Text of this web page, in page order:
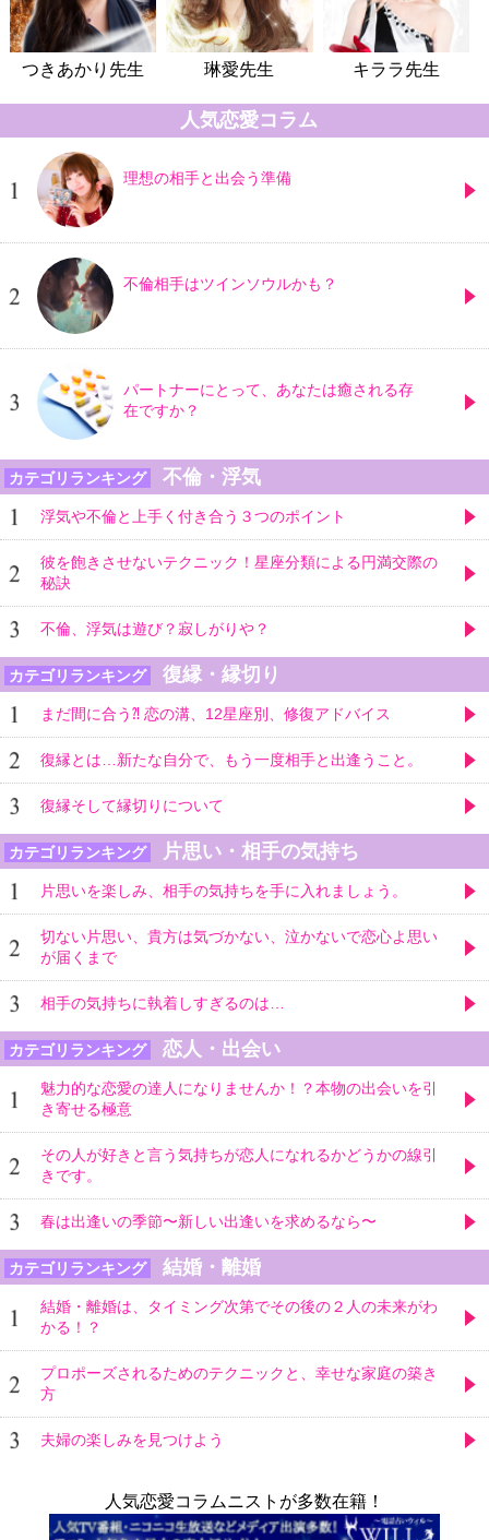
つきあかり先生 琳愛先生 キララ先生
人気恋愛コラム
理想の相手と出会う準備
不倫相手はツインソウルかも？
パートナーにとって、あなたは癒される存
在ですか？
カテゴリランキング 不倫・浮気
浮気や不倫と上手く付き合う３つのポイント
彼を飽きさせないテクニック！星座分類による円満交際の
秘訣
不倫、浮気は遊び？寂しがりや？
カテゴリランキング 復縁・縁切り
まだ間に合う⁈ 恋の溝、12星座別、修復アドバイス
復縁とは…新たな自分で、もう一度相手と出逢うこと。
復縁そして縁切りについて
カテゴリランキング 片思い・相手の気持ち
片思いを楽しみ、相手の気持ちを手に入れましょう。
切ない片思い、貴方は気づかない、泣かないで恋心よ思い
が届くまで
相手の気持ちに執着しすぎるのは…
カテゴリランキング 恋人・出会い
魅力的な恋愛の達人になりませんか！？本物の出会いを引
き寄せる極意
その人が好きと言う気持ちが恋人になれるかどうかの線引
きです。
春は出逢いの季節〜新しい出逢いを求めるなら〜
カテゴリランキング 結婚・離婚
結婚・離婚は、タイミング次第でその後の２人の未来がわ
かる！？
プロポーズされるためのテクニックと、幸せな家庭の築き
方
夫婦の楽しみを見つけよう
人気恋愛コラムニストが多数在籍！